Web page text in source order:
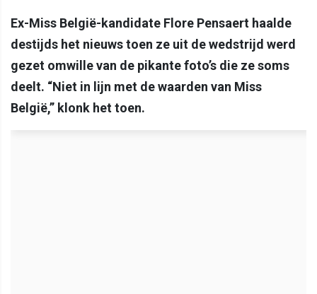
Ex-Miss België-kandidate Flore Pensaert haalde
destijds het nieuws toen ze uit de wedstrijd werd
gezet omwille van de pikante foto’s die ze soms
deelt. “Niet in lijn met de waarden van Miss
België,” klonk het toen.